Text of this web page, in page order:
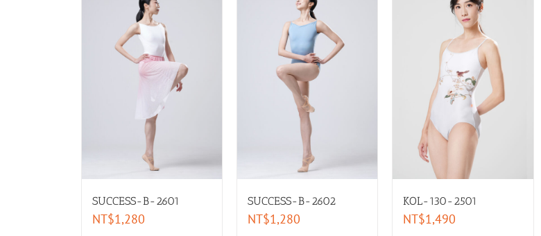
SUCCESS-B-2601
NT$1,280
SUCCESS-B-2602
NT$1,280
KOL-130-2501
NT$1,490